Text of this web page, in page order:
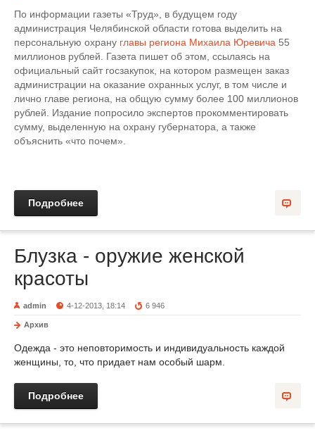
По информации газеты «Труд», в будущем году
администрация Челябинской области готова выделить на
персональную охрану главы региона Михаила Юревича 55
миллионов рублей. Газета пишет об этом, ссылаясь на
официальный сайт госзакупок, на котором размещен заказ
администрации на оказание охранных услуг, в том числе и
лично главе региона, на общую сумму более 100 миллионов
рублей. Издание попросило экспертов прокомментировать
сумму, выделенную на охрану губернатора, а также
объяснить «что почем».
Подробнее
Блузка - оружие женской
красоты
admin 4-12-2013, 18:14 6 946
Архив
Одежда - это неповторимость и индивидуальность каждой
женщины, то, что придает нам особый шарм.
Подробнее